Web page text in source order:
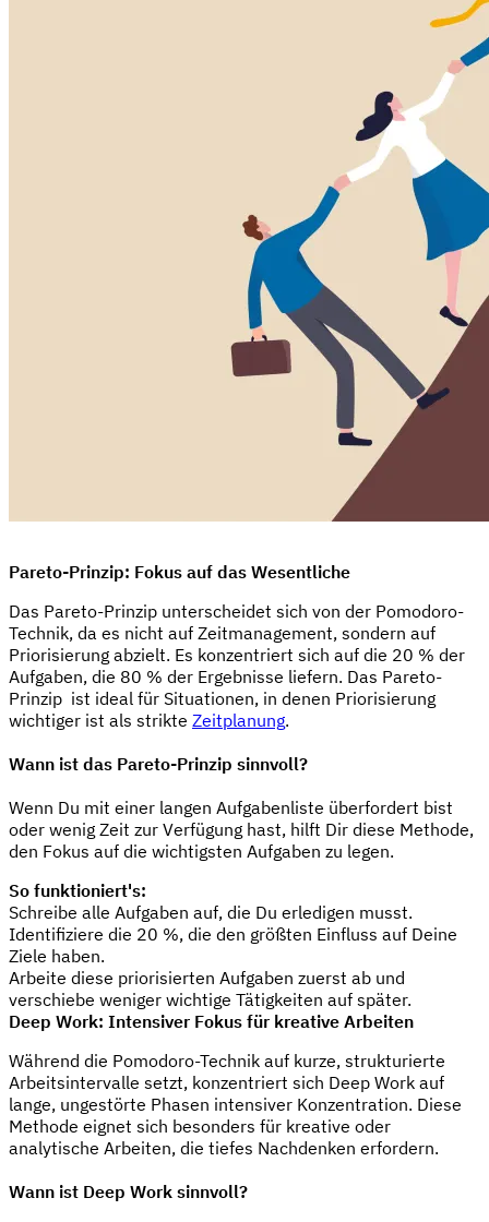
Pareto-Prinzip: Fokus auf das Wesentliche
Das Pareto-Prinzip unterscheidet sich von der Pomodoro-
Technik, da es nicht auf Zeitmanagement, sondern auf
Priorisierung abzielt. Es konzentriert sich auf die 20 % der
Aufgaben, die 80 % der Ergebnisse liefern. Das Pareto-
Prinzip ist ideal für Situationen, in denen Priorisierung
wichtiger ist als strikte Zeitplanung.
Wann ist das Pareto-Prinzip sinnvoll?
Wenn Du mit einer langen Aufgabenliste überfordert bist
oder wenig Zeit zur Verfügung hast, hilft Dir diese Methode,
den Fokus auf die wichtigsten Aufgaben zu legen.
So funktioniert's:
Schreibe alle Aufgaben auf, die Du erledigen musst.
Identifiziere die 20 %, die den größten Einfluss auf Deine
Ziele haben.
Arbeite diese priorisierten Aufgaben zuerst ab und
verschiebe weniger wichtige Tätigkeiten auf später.
Deep Work: Intensiver Fokus für kreative Arbeiten
Während die Pomodoro-Technik auf kurze, strukturierte
Arbeitsintervalle setzt, konzentriert sich Deep Work auf
lange, ungestörte Phasen intensiver Konzentration. Diese
Methode eignet sich besonders für kreative oder
analytische Arbeiten, die tiefes Nachdenken erfordern.
Wann ist Deep Work sinnvoll?